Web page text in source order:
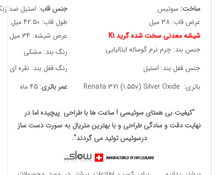
ساخت: سوئیس جنس قاب: استیل ضد
عرض قاب: 38 میل
طول قاب: 42.50 میل
شیشه معدنی سخت شده گرید K1
عرض شیشه: 34 میل
جنس بند: چرم نرم گوساله ایتالیایی
رنگ بند: مشکی
جنس قفل بند: استیل
رنگ قفل بند: نقره ای
باتری: Renata 371 (1.55v) Silver Oxide
عمر باتری: 45 ماه
"کیفیت بی همتای سوئیسی ! ساعت ها با طراحی پیچیده اما در
نهایت دقت و سادگی طراحی و با بهترین متریال به صورت دست ساز
درسوئیس تولید می گردند".